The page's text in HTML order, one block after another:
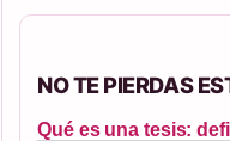
NO TE PIERDAS
Qué es una tesis: